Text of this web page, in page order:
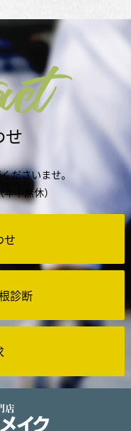
せ
ださいませ。
中無休）
せ
診断